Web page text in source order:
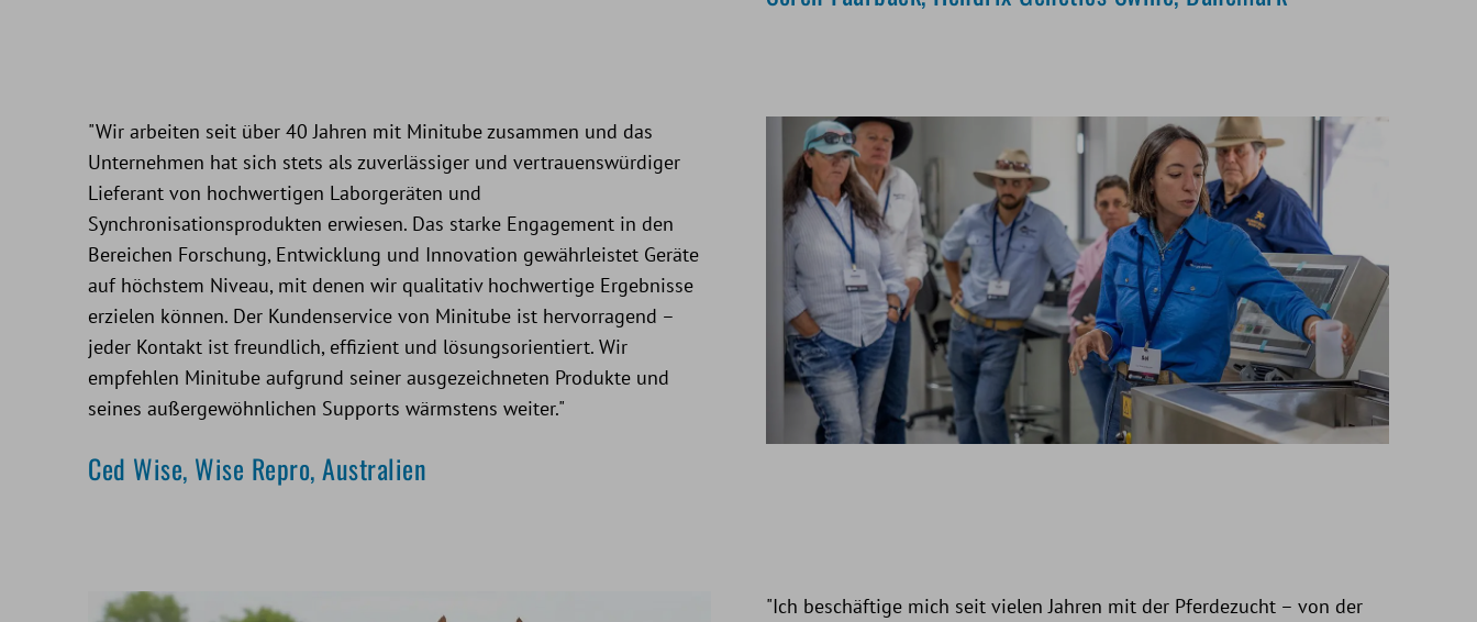
"Wir arbeiten seit über 40 Jahren mit Minitube zusammen und das
Unternehmen hat sich stets als zuverlässiger und vertrauenswürdiger
Lieferant von hochwertigen Laborgeräten und
Synchronisationsprodukten erwiesen. Das starke Engagement in den
Bereichen Forschung, Entwicklung und Innovation gewährleistet Geräte
auf höchstem Niveau, mit denen wir qualitativ hochwertige Ergebnisse
erzielen können. Der Kundenservice von Minitube ist hervorragend –
jeder Kontakt ist freundlich, effizient und lösungsorientiert. Wir
empfehlen Minitube aufgrund seiner ausgezeichneten Produkte und
seines außergewöhnlichen Supports wärmstens weiter."
Ced Wise, Wise Repro, Australien
"Ich beschäftige mich seit vielen Jahren mit der Pferdezucht – von der